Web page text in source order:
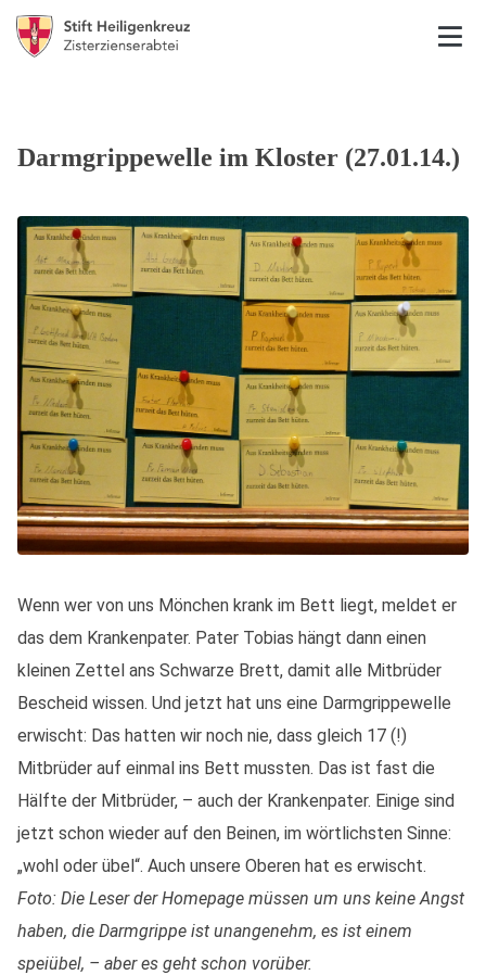
Darmgrippewelle im Kloster (27.01.14.)
Wenn wer von uns Mönchen krank im Bett liegt, meldet er
das dem Krankenpater. Pater Tobias hängt dann einen
kleinen Zettel ans Schwarze Brett, damit alle Mitbrüder
Bescheid wissen. Und jetzt hat uns eine Darmgrippewelle
erwischt: Das hatten wir noch nie, dass gleich 17 (!)
Mitbrüder auf einmal ins Bett mussten. Das ist fast die
Hälfte der Mitbrüder, – auch der Krankenpater. Einige sind
jetzt schon wieder auf den Beinen, im wörtlichsten Sinne:
„wohl oder übel“. Auch unsere Oberen hat es erwischt.
Foto: Die Leser der Homepage müssen um uns keine Angst
haben, die Darmgrippe ist unangenehm, es ist einem
speiübel, – aber es geht schon vorüber.